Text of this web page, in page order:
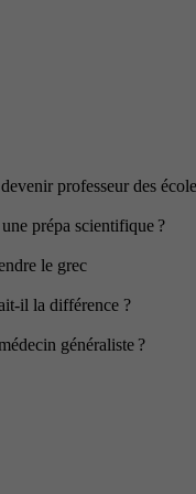
professeur des
prépa scientifique ?
le grec
il la différence ?
généraliste ?